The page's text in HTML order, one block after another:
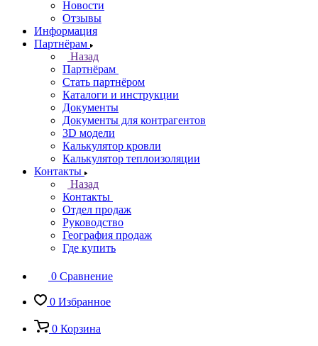
Новости
Отзывы
Информация
Партнёрам
Назад
Партнёрам
Стать партнёром
Каталоги и инструкции
Документы
Документы для контрагентов
3D модели
Калькулятор кровли
Калькулятор теплоизоляции
Контакты
Назад
Контакты
Отдел продаж
Руководство
География продаж
Где купить
0 Сравнение
0 Избранное
0 Корзина